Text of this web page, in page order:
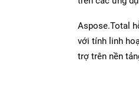
Aspose.Total
với tính linh
trợ trên nền